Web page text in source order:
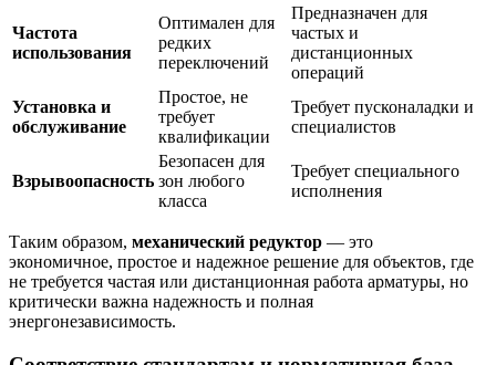
Частота
использования
Оптимален для
редких
переключений
Предназначен для
частых и
дистанционных
операций
Установка и
обслуживание
Простое, не
требует
квалификации
Требует пусконаладки и
специалистов
Взрывоопасность
Безопасен для
зон любого
класса
Требует специального
исполнения
Таким образом, механический редуктор — это
экономичное, простое и надежное решение для объектов, где
не требуется частая или дистанционная работа арматуры, но
критически важна надежность и полная
энергонезависимость.